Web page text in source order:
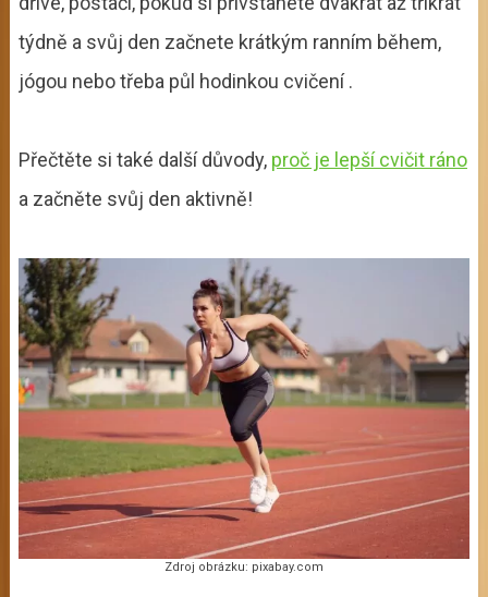
týdně a svůj den začnete krátkým ranním během,
jógou nebo třeba půl hodinkou cvičení .
Přečtěte si také další důvody, proč je lepší cvičit ráno
a začněte svůj den aktivně!
Zdroj obrázku: pixabay.com